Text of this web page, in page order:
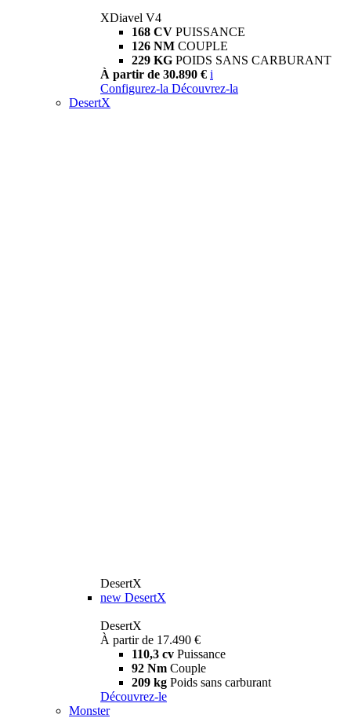
XDiavel V4
168 CV PUISSANCE
126 NM COUPLE
229 KG POIDS SANS CARBURANT
À partir de 30.890 € i
Configurez-la Découvrez-la
DesertX
DesertX
new DesertX
DesertX
À partir de 17.490 €
110,3 cv Puissance
92 Nm Couple
209 kg Poids sans carburant
Découvrez-le
Monster